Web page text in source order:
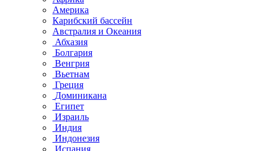
Америка
Карибский бассейн
Австралия и Океания
Абхазия
Болгария
Венгрия
Вьетнам
Греция
Доминикана
Египет
Израиль
Индия
Индонезия
Испания